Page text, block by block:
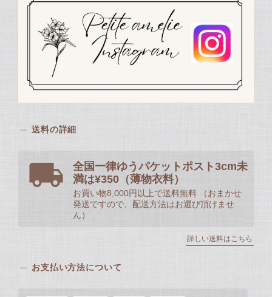
送料の詳細
全国一律ゆうパケットポスト3cm未
満は¥350（薄物衣料）
お買い物8,000円以上で送料無料 （おまかせ
発送ですので、配送方法はお選び頂けませ
ん）
詳しい送料はこちら
お支払い方法について